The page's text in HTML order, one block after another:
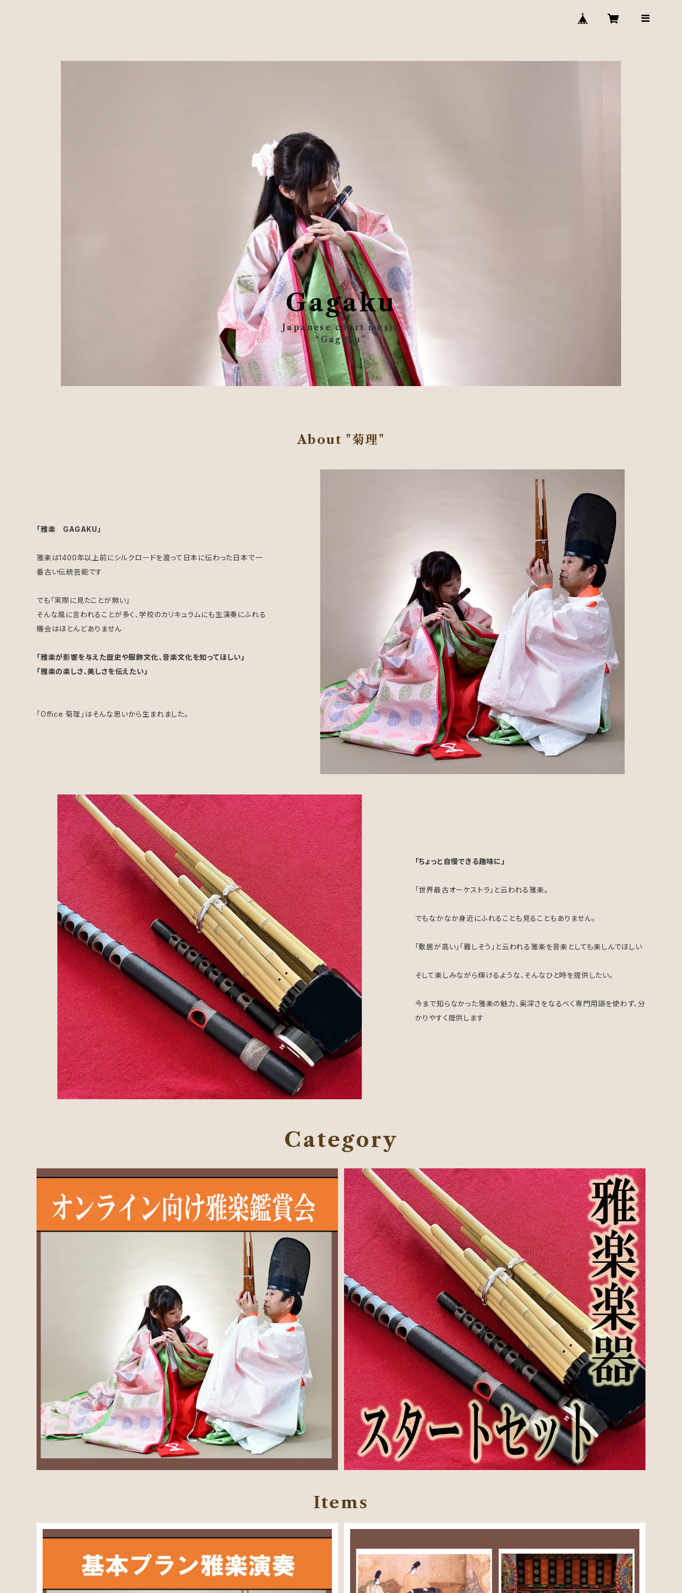
Gagaku
Japanese court music
“Gagaku”
About "菊理"
「雅楽 GAGAKU」
雅楽は1400年以上前にシルクロードを渡って日本に伝わった日本で一
番古い伝統芸能です
でも「実際に見たことが無い」
そんな風に言われることが多く、学校のカリキュラムにも生演奏にふれる
機会はほとんどありません
「雅楽が影響を与えた歴史や服飾文化、音楽文化を知ってほしい」
「雅楽の楽しさ、美しさを伝えたい」
「Office 菊理」はそんな思いから生まれました。
「ちょっと自慢できる趣味に」
「世界最古オーケストラ」と云われる雅楽。
でもなかなか身近にふれることも見ることもありません。
「敷居が高い」「難しそう」と云われる雅楽を音楽としても楽しんでほしい
そして楽しみながら輝けるような、そんなひと時を提供したい。
今まで知らなかった雅楽の魅力、奥深さをなるべく専門用語を使わず、分
かりやすく提供します
Category
Items